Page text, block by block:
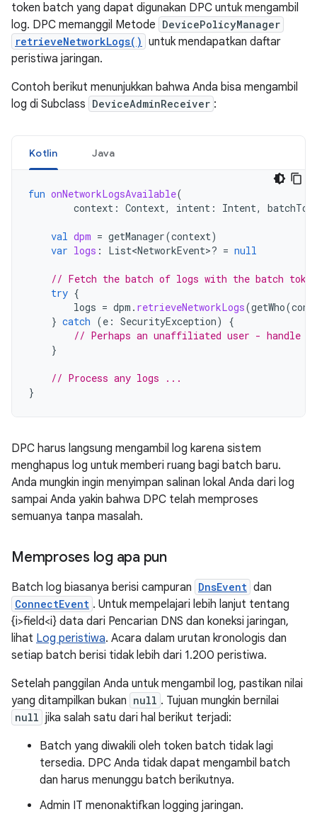
token batch yang dapat digunakan DPC untuk mengambil
log. DPC memanggil Metode DevicePolicyManager
retrieveNetworkLogs() untuk mendapatkan daftar
peristiwa jaringan.
Contoh berikut menunjukkan bahwa Anda bisa mengambil
log di Subclass DeviceAdminReceiver :
Kotlin Java
fun onNetworkLogsAvailable(
context : Context, intent : Intent,
val dpm = getManager(context)
var logs : List<NetworkEvent>? = null
// Fetch the batch of logs with the batch
try {
logs = dpm . retrieveNetworkLogs(getWho(
} catch (e : SecurityException)
{
// Perhaps an unaffiliated user - handle
}
// Process any logs ...
}
DPC harus langsung mengambil log karena sistem
menghapus log untuk memberi ruang bagi batch baru.
Anda mungkin ingin menyimpan salinan lokal Anda dari log
sampai Anda yakin bahwa DPC telah memproses
semuanya tanpa masalah.
Memproses log apa pun
Batch log biasanya berisi campuran DnsEvent dan
ConnectEvent . Untuk mempelajari lebih lanjut tentang
{i>field<i} data dari Pencarian DNS dan koneksi jaringan,
lihat Log peristiwa. Acara dalam urutan kronologis dan
setiap batch berisi tidak lebih dari 1.200 peristiwa.
Setelah panggilan Anda untuk mengambil log, pastikan nilai
yang ditampilkan bukan null . Tujuan mungkin bernilai
null jika salah satu dari hal berikut terjadi:
Batch yang diwakili oleh token batch tidak lagi
tersedia. DPC Anda tidak dapat mengambil batch
dan harus menunggu batch berikutnya.
Admin IT menonaktifkan logging jaringan.